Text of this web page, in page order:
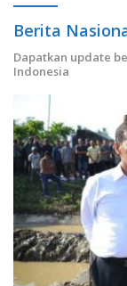
Berita
Dapatkan update
Indonesia